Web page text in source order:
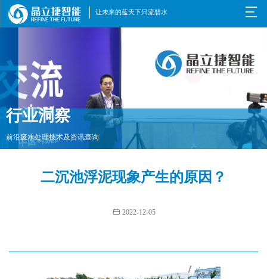
让未来的蓝天下只流碧水 
行业洞察
前沿废水处理技术及咨讯查询
二沉池浮泥现象产生的原因？
 2022-12-05